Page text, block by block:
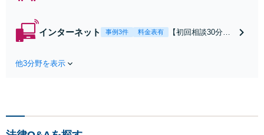
れたら、サインす
インターネット 事例3件 料金表有
【初回相談30分無
お店の風評被害対
他3分野を表示